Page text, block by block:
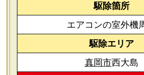
駆除箇所
エアコンの室外機
駆除エリア
真岡市西大島